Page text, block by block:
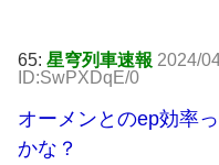
65: 星穹列車速報 2024/
ID:SwPXDqE/0
オーメンとのep効率
かな？